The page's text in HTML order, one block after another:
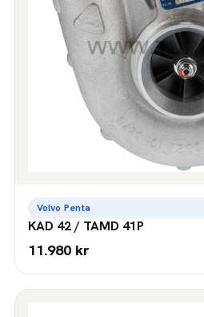
Volvo Penta
KAD 42 / TAMD 41P
11.980 kr